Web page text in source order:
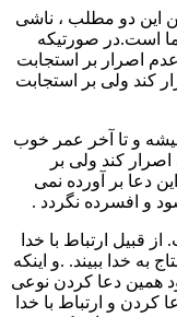
این دو مطلب ، ناشی
است.در صورتیکه
اصرار بر استجابت
کند ولی بر استجابت
و تا آخر عمر خوب
کند ولی بر
دعا بر آورده نمی
و افسرده نگردد .
قبیل ارتباط با خدا
به خدا ببیند. .و اینکه
همین دعا کردن نوعی
و ارتباط با خدا